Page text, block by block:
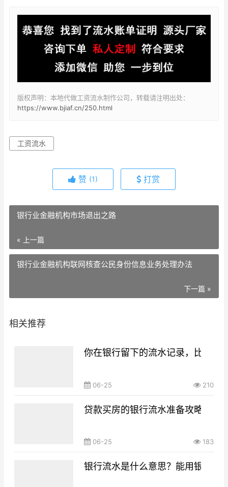
版权声明：本地代做工资流水制作公司，转载请注明出处：
https://www.bjiaf.cn/250.html
工资流水
赞 (1) 打赏
银行业金融机构市场退出之路
« 上一篇
银行业金融机构联网核查公民身份信息业务处理办法
下一篇 »
相关推荐
你在银行留下的流水记录，比你想
06-25 210
贷款买房的银行流水准备攻略，你
06-25 183
银行流水是什么意思？能用银行流